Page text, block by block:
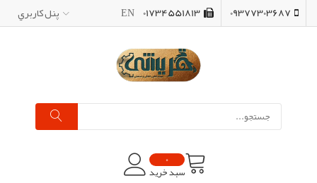
09377303687
01734551813
EN پنل کاربري
0
سبد خرید